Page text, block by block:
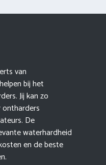
van
bij het
Jij kan zo
De
waterhardheid
en de beste